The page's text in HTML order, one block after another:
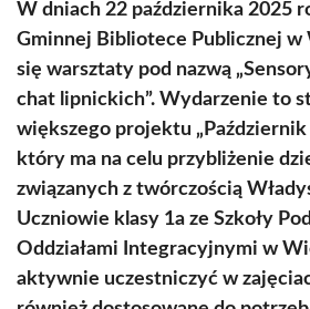
W dniach 22 października 2025
Gminnej Bibliotece Publicznej w
się warsztaty pod nazwą
chat lipnickich”. Wydarzenie to
większego projektu „Październik
który ma na celu przybliżenie
związanych z twórczością
Uczniowie klasy 1a ze Szkoły
Oddziałami Integracyjnymi w
aktywnie uczestniczyć w